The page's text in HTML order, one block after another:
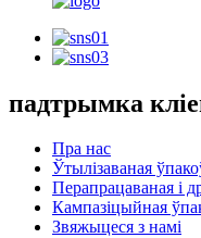
падтрымка
Пра нас
Ўтылізаваная
Перапрацаваная і
Кампазіцыйная
Звяжыцеся з намі